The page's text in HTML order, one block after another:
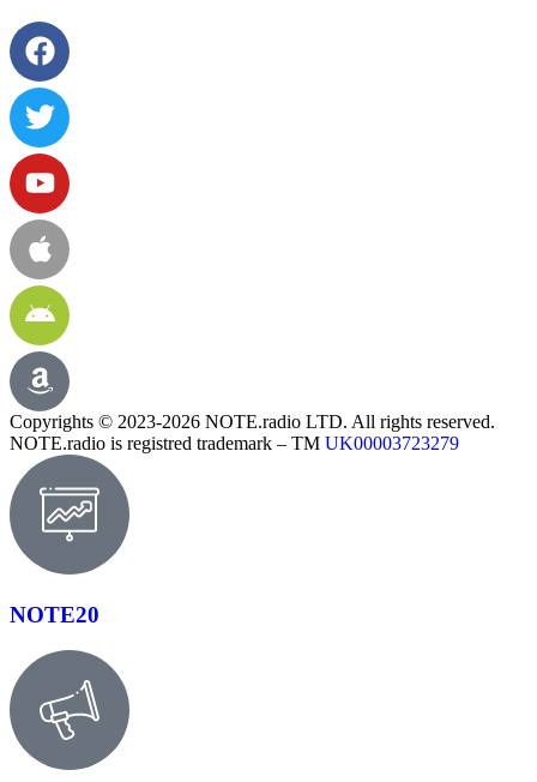
Copyrights © 2023-2026 NOTE.radio LTD. All rights reserved.
NOTE.radio is registred trademark – TM UK00003723279
NOTE20